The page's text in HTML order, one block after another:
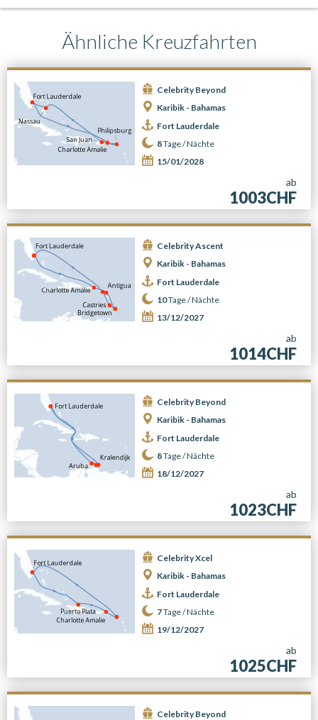
Ähnliche Kreuzfahrten
Celebrity Beyond
Karibik - Bahamas
Fort Lauderdale
8Tage /Nächte
15/01/2028
ab
1003CHF
Celebrity Ascent
Karibik - Bahamas
Fort Lauderdale
10Tage /Nächte
13/12/2027
ab
1014CHF
Celebrity Beyond
Karibik - Bahamas
Fort Lauderdale
8Tage /Nächte
18/12/2027
ab
1023CHF
Celebrity Xcel
Karibik - Bahamas
Fort Lauderdale
7Tage /Nächte
19/12/2027
ab
1025CHF
Celebrity Beyond